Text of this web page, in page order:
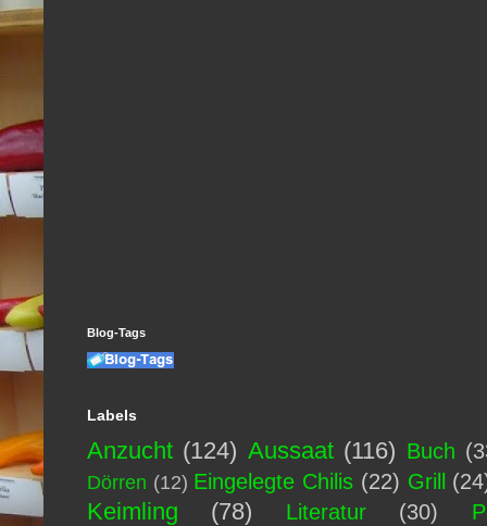
Blog-Tags
Labels
Anzucht (124) Aussaat (116) Buch
Dörren (12) Eingelegte Chilis (22) Grill
Keimling (78) Literatur (30)